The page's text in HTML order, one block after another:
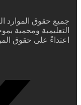
جميع حقوق الموارد
التعليمية ومحمية
اعتداءً على حقوق